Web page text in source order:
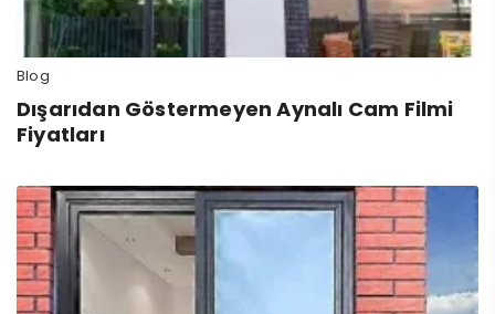
Blog
Dışarıdan Göstermeyen Aynalı Cam Filmi
Fiyatları